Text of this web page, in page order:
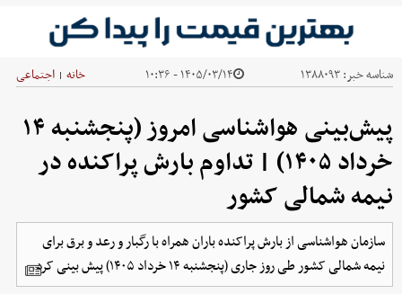
شناسه خبر:۱۳۸۸۰۹۳ ۱۴۰۵/۰۳/۱۴ - ۱۰:۳۶ خانه | اجتماعی
پیش‌بینی هواشناسی امروز (پنجشنبه ۱۴
خرداد ۱۴۰۵) | تداوم بارش پراکنده در
نیمه شمالی کشور
سازمان هواشناسی از بارش پراکنده باران همراه با رگبار و رعد و برق برای
نیمه شمالی کشور طی روز جاری (پنجشنبه ۱۴ خرداد ۱۴۰۵) پیش بینی کرد.